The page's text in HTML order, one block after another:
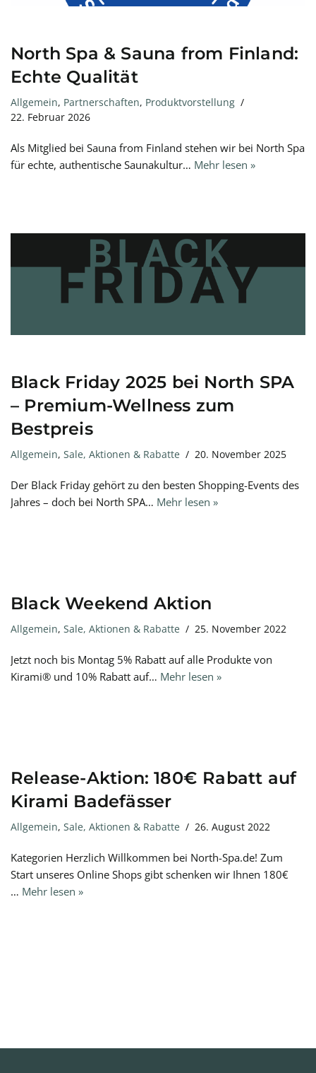
North Spa & Sauna from Finland:
Echte Qualität
Allgemein, Partnerschaften, Produktvorstellung
22. Februar 2026
Als Mitglied bei Sauna from Finland stehen wir bei North Spa
für echte, authentische Saunakultur… Mehr lesen »
Black Friday 2025 bei North SPA
– Premium-Wellness zum
Bestpreis
Allgemein, Sale, Aktionen & Rabatte 20. November 2025
Der Black Friday gehört zu den besten Shopping-Events des
Jahres – doch bei North SPA… Mehr lesen »
Black Weekend Aktion
Allgemein, Sale, Aktionen & Rabatte 25. November 2022
Jetzt noch bis Montag 5% Rabatt auf alle Produkte von
Kirami® und 10% Rabatt auf… Mehr lesen »
Release-Aktion: 180€ Rabatt auf
Kirami Badefässer
Allgemein, Sale, Aktionen & Rabatte 26. August 2022
Kategorien Herzlich Willkommen bei North-Spa.de! Zum
Start unseres Online Shops gibt schenken wir Ihnen 180€
… Mehr lesen »